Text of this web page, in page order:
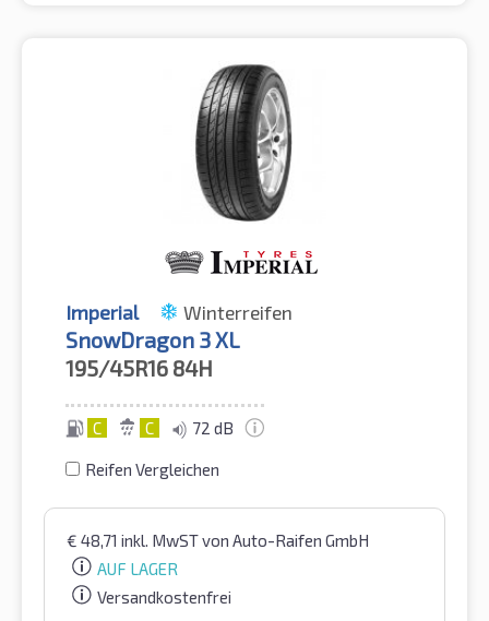
Imperial Winterreifen
SnowDragon 3 XL
195/45R16 84H
C C 72 dB
Reifen Vergleichen
€ 48,71 inkl. MwSTvon Auto-Raifen GmbH
AUF LAGER
Versandkostenfrei